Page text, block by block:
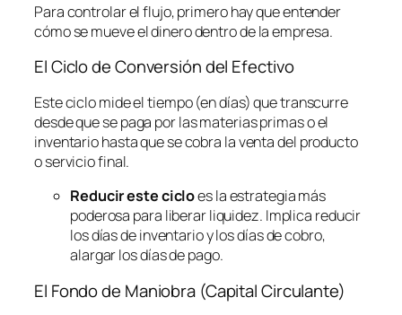
Para controlar el flujo, primero hay que entender
cómo se mueve el dinero dentro de la empresa.
El Ciclo de Conversión del Efectivo
Este ciclo mide el tiempo (en días) que transcurre
desde que se paga por las materias primas o el
inventario hasta que se cobra la venta del producto
o servicio final.
Reducir este cicloes la estrategia más
poderosa para liberar liquidez. Implica reducir
los días de inventario y los días de cobro,
alargar los días de pago.
El Fondo de Maniobra (Capital Circulante)